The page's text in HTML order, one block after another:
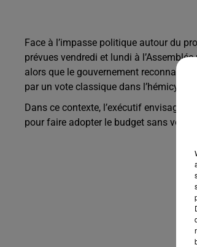
Face à l’impasse politique autour du
prévues vendredi et lundi à
alors que le gouvernement reconnaît
par un vote classique dans l’hémicycle.
Dans ce contexte, l’exécutif envisage
pour faire adopter le budget sans vote